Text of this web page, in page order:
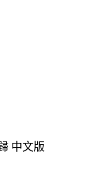
中文版